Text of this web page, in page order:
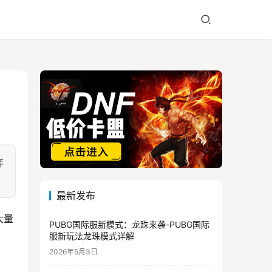
量
最新发布
PUBG国际服新模式：龙珠来袭-PUBG国际
服新玩法龙珠模式详解
2026年5月3日